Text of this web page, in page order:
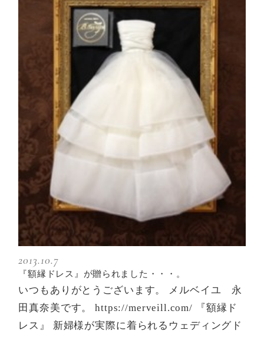
2013.10.7
『額縁ドレス』が贈られました・・・。
いつもありがとうございます。 メルベイユ 永
田真奈美です。 https://merveill.com/ 『額縁ド
レス』 新婦様が実際に着られるウェディングド